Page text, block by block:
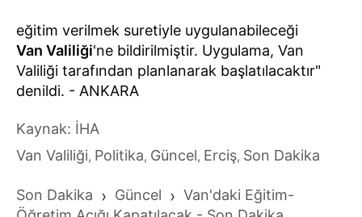
eğitim verilmek suretiyle uygulanabileceği
Van Valiliği'ne bildirilmiştir. Uygulama, Van
Valiliği tarafından planlanarak başlatılacaktır"
denildi. - ANKARA
Kaynak: İHA
Van Valiliği, Politika, Güncel, Erciş, Son Dakika
Son Dakika › Güncel › Van'daki Eğitim-